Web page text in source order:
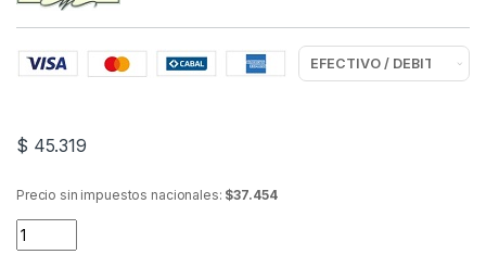
$ 45.319
Precio sin impuestos nacionales: $37.454
Cortina BRESCIA 2509/22 Lino 1.45*2.15 mts. quantity